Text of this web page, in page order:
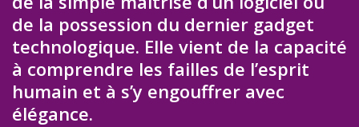
de la possession du dernier gadget
technologique. Elle vient de la capacité
à comprendre les failles de l’esprit
humain et à s’y engouffrer avec
élégance.